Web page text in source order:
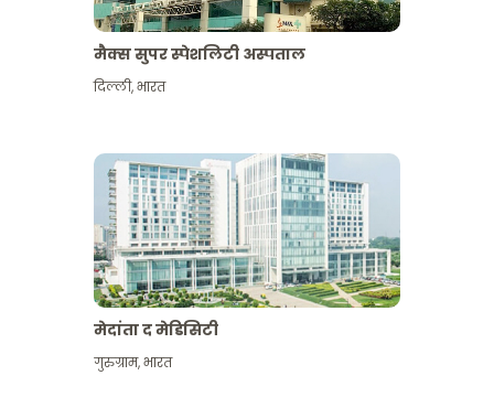
मैक्स सुपर स्पेशलिटी अस्पताल
दिल्ली,भारत
मेदांता द मेडिसिटी
गुरुग्राम,भारत